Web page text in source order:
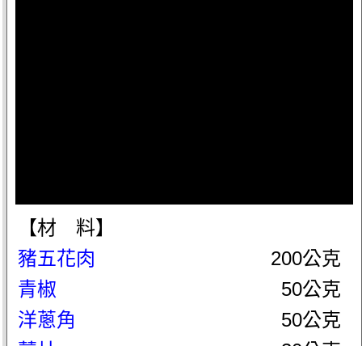
【材 料】
豬五花肉
200公克
青椒
50公克
洋蔥角
50公克